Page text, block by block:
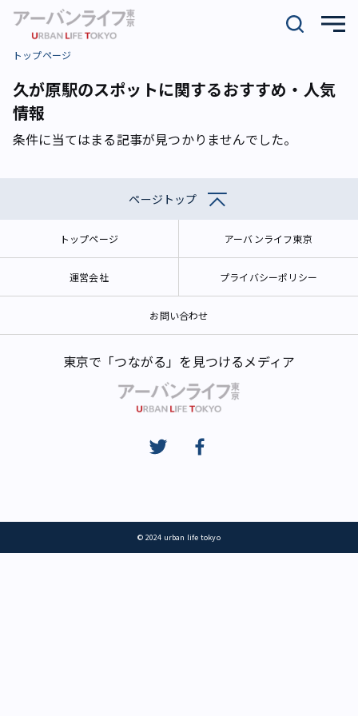
トップページ
久が原駅のスポットに関するおすすめ・人気
情報
条件に当てはまる記事が見つかりませんでした。
ページトップ
トップページ アーバンライフ東京
運営会社 プライバシーポリシー
お問い合わせ
東京で「つながる」を見つけるメディア
© 2024 urban life tokyo